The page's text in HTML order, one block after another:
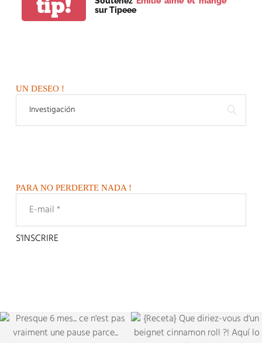
tip!
sur Tipeee
UN DESEO !
PARA NO PERDERTE NADA !